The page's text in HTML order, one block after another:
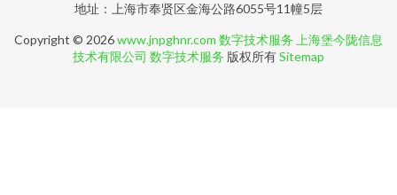
地址：上海市奉贤区金海公路6055号11幢5层
Copyright © 2026www.jnpghnr.com 数字技术服务 上海堡今陇信息
技术有限公司 数字技术服务 版权所有Sitemap